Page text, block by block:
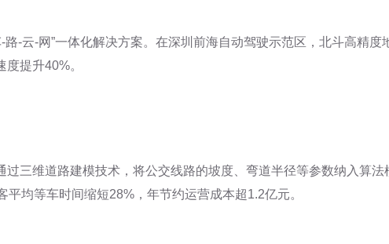
-云-网”一体化解决方案。在深圳前海自动驾驶示范区，北斗高精
提升40%。
三维道路建模技术，将公交线路的坡度、弯道半径等参数纳入算
均等车时间缩短28%，年节约运营成本超1.2亿元。